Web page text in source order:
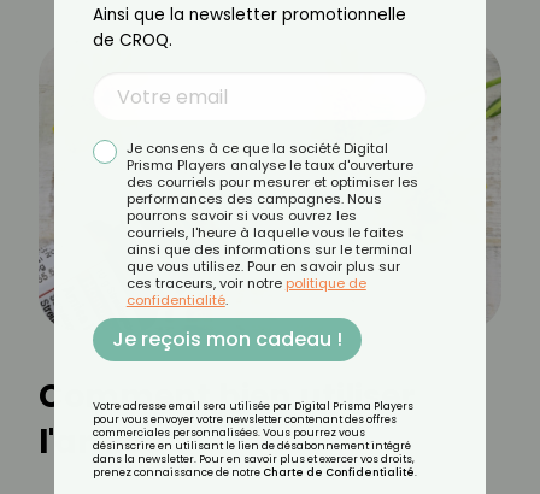
Comment bien utiliser
l'arnica ?
Ainsi que la newsletter promotionnelle
de CROQ.
Je consens à ce que la société Digital
Prisma Players analyse le taux d'ouverture
des courriels pour mesurer et optimiser les
performances des campagnes. Nous
pourrons savoir si vous ouvrez les
courriels, l'heure à laquelle vous le faites
ainsi que des informations sur le terminal
que vous utilisez. Pour en savoir plus sur
ces traceurs, voir notre politique de
confidentialité.
Je reçois mon cadeau !
Votre adresse email sera utilisée par Digital Prisma Players
pour vous envoyer votre newsletter contenant des offres
commerciales personnalisées. Vous pourrez vous
désinscrire en utilisant le lien de désabonnement intégré
dans la newsletter. Pour en savoir plus et exercer vos droits,
prenez connaissance de notre Charte de Confidentialité.